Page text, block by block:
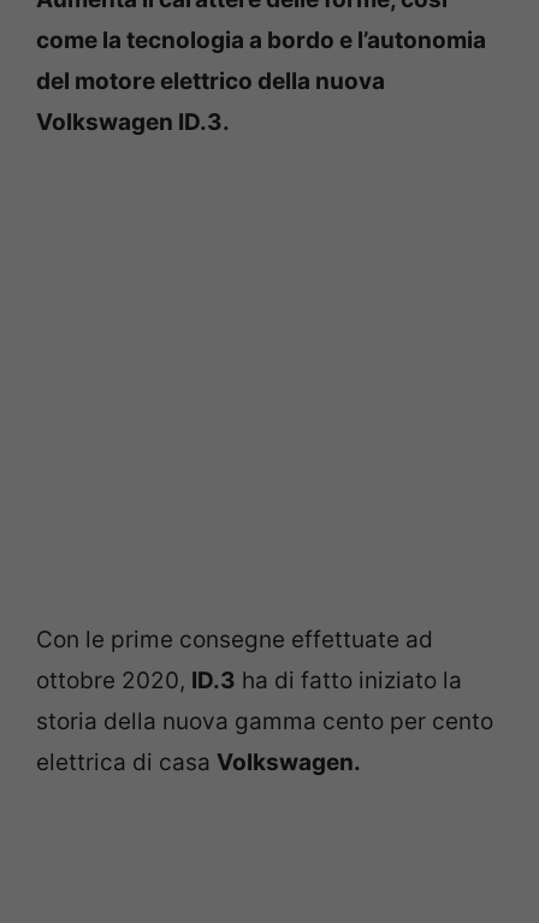
come la tecnologia a bordo e l’autonomia
del motore elettrico della nuova
Volkswagen ID.3.
Con le prime consegne effettuate ad
ottobre 2020, ID.3 ha di fatto iniziato la
storia della nuova gamma cento per cento
elettrica di casa Volkswagen.